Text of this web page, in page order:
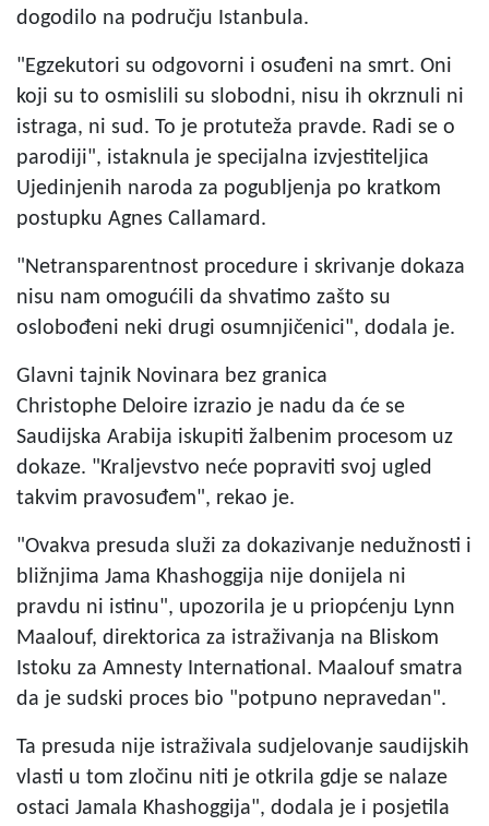
dogodilo na području Istanbula.
"Egzekutori su odgovorni i osuđeni na smrt. Oni
koji su to osmislili su slobodni, nisu ih okrznuli ni
istraga, ni sud. To je protuteža pravde. Radi se o
parodiji", istaknula je specijalna izvjestiteljica
Ujedinjenih naroda za pogubljenja po kratkom
postupku Agnes Callamard.
"Netransparentnost procedure i skrivanje dokaza
nisu nam omogućili da shvatimo zašto su
oslobođeni neki drugi osumnjičenici", dodala je.
Glavni tajnik Novinara bez granica
Christophe Deloire izrazio je nadu da će se
Saudijska Arabija iskupiti žalbenim procesom uz
dokaze. "Kraljevstvo neće popraviti svoj ugled
takvim pravosuđem", rekao je.
"Ovakva presuda služi za dokazivanje nedužnosti i
bližnjima Jama Khashoggija nije donijela ni
pravdu ni istinu", upozorila je u priopćenju Lynn
Maalouf, direktorica za istraživanja na Bliskom
Istoku za Amnesty International. Maalouf smatra
da je sudski proces bio "potpuno nepravedan".
Ta presuda nije istraživala sudjelovanje saudijskih
vlasti u tom zločinu niti je otkrila gdje se nalaze
ostaci Jamala Khashoggija", dodala je i posjetila